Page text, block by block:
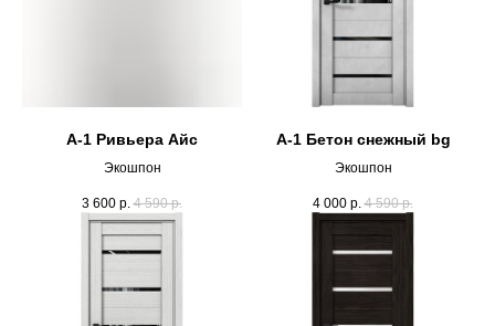
А-1 Ривьера Айс
Экошпон
3 600 р. 4 590 р.
А-1 Бетон снежный bg
Экошпон
4 000 р. 4 590 р.